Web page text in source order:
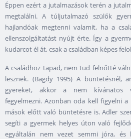
Éppen ezért a jutalmazások terén a
megtalálni. A túljutalmazó szülők
hajlandóak megtenni valamit, ha a
ellenszolgáltatást nyújt érte. Így a
kudarcot él át, csak a családban képes
A családhoz tapad, nem tud felnőtté
lesznek. (Bagdy 1995) A büntetésnél,
gyereket, akkor a nem kívánatos
fegyelmezni. Azonban oda kell figyelni
mások előtt való büntetésre is. Adler
segíti a gyermek helyes úton való
egyáltalán nem vezet semmi jóra, és